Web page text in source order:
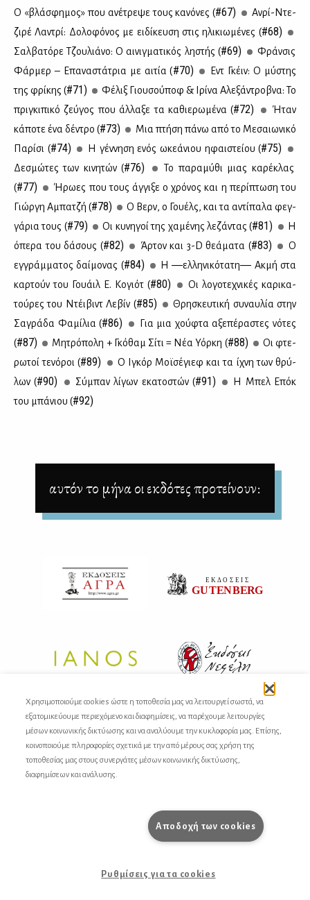
Ο «βλά­σφη­μος» που ανέ­τρε­ψε τους κα­νό­νες (#67)
Αν­ρί-Ντε­
ζι­ρέ Λα­ντρί: Δο­λο­φό­νος με ει­δί­κευ­ση στις ηλι­κιω­μέ­νες (#68)
Σαλ­βα­τό­ρε Τζου­λιά­νο: Ο αι­νιγ­μα­τι­κός λη­στής (#69)
Φράν­σις
Φάρ­μερ – Επα­να­στά­τρια με αι­τία (#70)
Εντ Γκέιν: Ο μύ­στης
της φρί­κης (#71)
Φέ­λιξ Γιου­σού­ποφ & Ιρί­να Αλε­ξά­ντροβ­να: Το
πρι­γκι­πι­κό ζεύ­γος που άλ­λα­ξε τα κα­θιε­ρω­μέ­να (#72)
Ήταν
κά­πο­τε ένα δέ­ντρο (#73)
Μια πτή­ση πά­νω από το Με­σαιω­νι­κό
Πα­ρί­σι (#74) Η γέν­νη­ση ενός ωκε­ά­νιου ηφαι­στεί­ου (#75)
Δε­σμώ­τες των κι­νη­τών (#76)
Το πα­ρα­μύ­θι μιας κα­ρέ­κλας
(#77)
Ήρω­ες που τους άγ­γι­ξε ο χρό­νος και η πε­ρί­πτω­ση του
Γιώρ­γη Αμπα­τζή (#78)
Ο Βερν, ο Γου­έλς, και τα αντί­πα­λα φεγ­
γά­ρια τους (#79) Οι κυ­νη­γοί της χα­μέ­νης λε­ζά­ντας (#81)
Η
όπε­ρα του δά­σους (#82) Άρ­τον και 3-D θε­ά­μα­τα (#83)
Ο
εγ­γράμ­μα­τος δαί­μο­νας (#84)
Η ―ελ­λη­νι­κό­τα­τη― Ακ­μή στα
καρ­τούν του Γουάιλ Ε. Κο­γιότ (#80)
Οι λο­γο­τε­χνι­κές κα­ρι­κα­
τού­ρες του Ντέι­βιντ Λε­βίν (#85)
Θρη­σκευ­τι­κή συ­ναυ­λία στην
Σα­γρά­δα Φα­μί­λια (#86)
Για μια χού­φτα αξε­πέ­ρα­στες νό­τες
(#87) Μη­τρό­πο­λη + Γκό­θαμ Σί­τι = Νέα Υόρ­κη (#88)
Οι φτε­
ρω­τοί τε­νό­ροι (#89)
Ο Ιγκόρ Μοϊ­σέ­γιεφ και τα ίχνη των θρύ­
λων (#90) Σύ­μπαν λί­γων εκα­το­στών (#91)
Η Μπελ Επόκ
του μπά­νιου (#92)
αυτόν το μήνα οι εκδότες προτείνουν:
Χρησιμοποιούμε cookies ώστε η τοποθεσία μας να λειτουργεί σωστά, να
εξατομικεύουμε περιεχόμενο και διαφημίσεις, να παρέχουμε λειτουργίες
μέσων κοινωνικής δικτύωσης και να αναλύουμε την κυκλοφορία μας. Επίσης,
κοινοποιούμε πληροφορίες σχετικά με την από μέρους σας χρήση της
τοποθεσίας μας στους συνεργάτες μέσων κοινωνικής δικτύωσης,
διαφημίσεων και ανάλυσης.
Αποδοχή των cookies
Ρυθμίσεις για τα cookies